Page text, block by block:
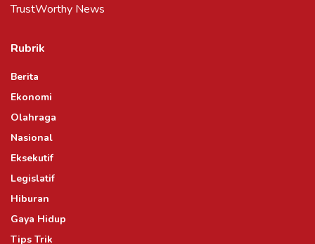
TrustWorthy News
Rubrik
Berita
Ekonomi
Olahraga
Nasional
Eksekutif
Legislatif
Hiburan
Gaya Hidup
Tips Trik